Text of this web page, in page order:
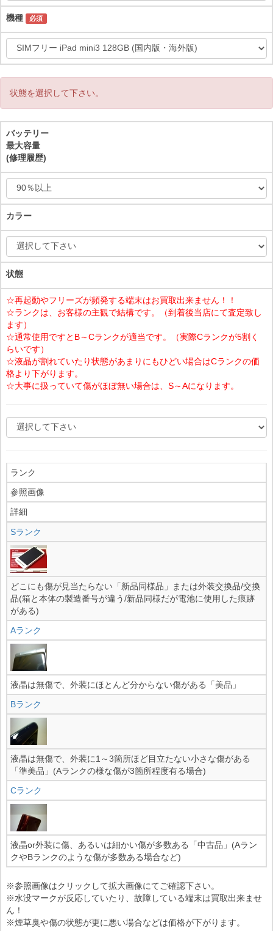
機種 必須
状態を選択して下さい。
バッテリー
最大容量
(修理履歴)
カラー
状態
☆再起動やフリーズが頻発する端末はお買取出来ません！！
☆ランクは、お客様の主観で結構です。（到着後当店にて査定致し
ます）
☆通常使用ですとB～Cランクが適当です。（実際Cランクが5割く
らいです）
☆液晶が割れていたり状態があまりにもひどい場合はCランクの価
格より下がります。
☆大事に扱っていて傷がほぼ無い場合は、S～Aになります。
ランク
参照画像
詳細
Sランク
どこにも傷が見当たらない「新品同様品」または外装交換品/交換
品(箱と本体の製造番号が違う/新品同様だが電池に使用した痕跡
がある)
Aランク
液晶は無傷で、外装にほとんど分からない傷がある「美品」
Bランク
液晶は無傷で、外装に1～3箇所ほど目立たない小さな傷がある
「準美品」(Aランクの様な傷が3箇所程度有る場合)
Cランク
液晶or外装に傷、あるいは細かい傷が多数ある「中古品」(Aラン
クやBランクのような傷が多数ある場合など)
※参照画像はクリックして拡大画像にてご確認下さい。
※水没マークが反応していたり、故障している端末は買取出来ませ
ん！
※煙草臭や傷の状態が更に悪い場合などは価格が下がります。